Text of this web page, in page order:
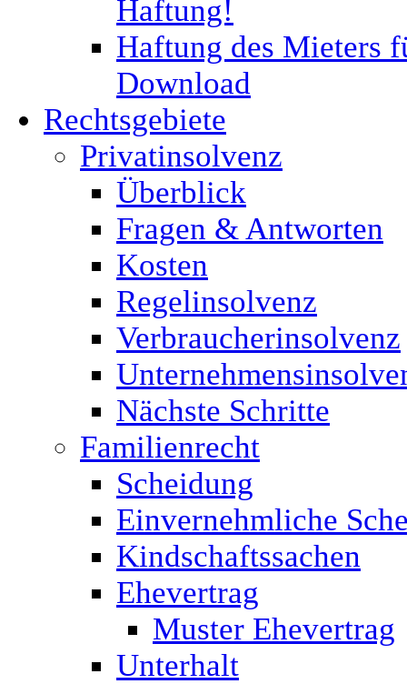
Haftung!
Haftung des Mieters
Download
Rechtsgebiete
Privatinsolvenz
Überblick
Fragen & Antworten
Kosten
Regelinsolvenz
Verbraucherinsolvenz
Nächste Schritte
Familienrecht
Scheidung
Einvernehmliche
Kindschaftssachen
Ehevertrag
Muster Ehevertrag
Unterhalt